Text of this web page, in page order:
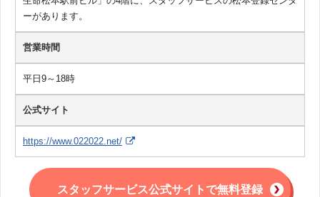
ーがあります。
営業時間
平日9～18時
公式サイト
https://www.022022.net/
スタッフサービス公式サイトで無料登録